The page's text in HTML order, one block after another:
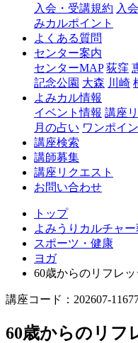
入会・受講規約 入
みカルポイント
よくある質問
センター案内
センターMAP 荻窪
記念公園 大森 川崎
よみカル情報
イベント情報 講座
月の占い ワンポイ
講座検索
講師募集
講座リクエスト
お問い合わせ
トップ
よみうりカルチャー
スポーツ・健康
ヨガ
60歳からのリフレ
講座コード：202607-
60歳からのリフ